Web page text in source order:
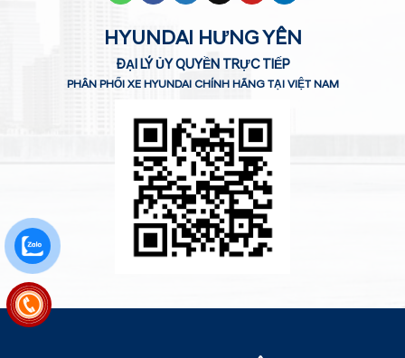
HYUNDAI HƯNG YÊN
ĐẠI LÝ ỦY QUYỀN TRỰC TIẾP
PHÂN PHỐI XE HYUNDAI CHÍNH HÃNG TẠI VIỆT NAM